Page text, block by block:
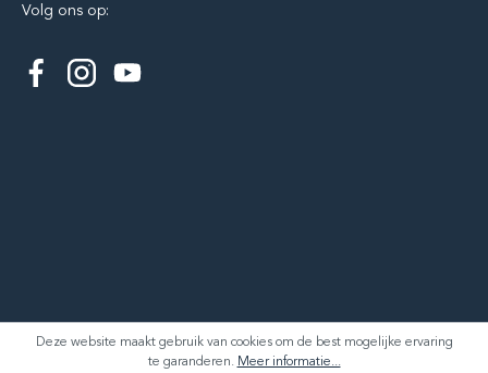
Volg ons op:
Deze website maakt gebruik van cookies om de best mogelijke ervaring
te garanderen. Meer informatie...